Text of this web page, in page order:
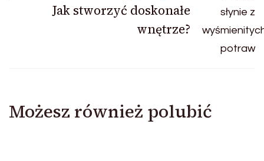
Jak stworzyć doskonałe
wnętrze?
Możesz również polubić